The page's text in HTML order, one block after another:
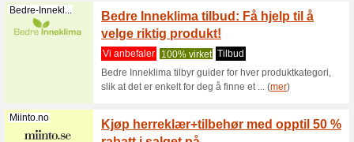
Anbefalte tilbud
Bedre-Innekl...